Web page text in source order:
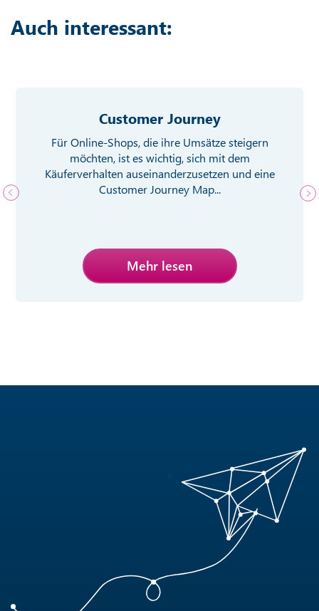
Auch interessant:
Customer Journey
Für Online-Shops, die ihre Umsätze steigern
möchten, ist es wichtig, sich mit dem
Käuferverhalten auseinanderzusetzen und eine
Customer Journey Map...
Mehr lesen